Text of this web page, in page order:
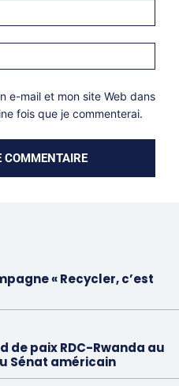
:*
e-mail et mon site Web dans
fois que je commenterai.
« Recycler, c’est
de paix RDC-Rwanda au
Sénat américain